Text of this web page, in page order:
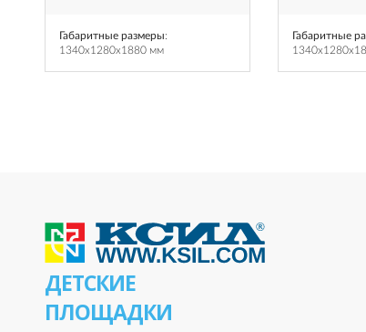
Габаритные размеры:
1340x1280x1880 мм
Габаритные
ДЕТСКИЕ
ПЛОЩАДКИ